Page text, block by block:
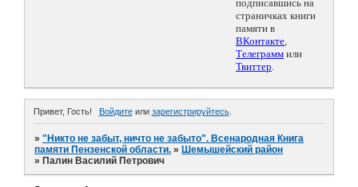
подписавшись на
страничках книги
памяти в
ВКонтакте,
Телеграмм или
Твиттер.
Привет, Гость! Войдитеили зарегистрируйтесь.
»"Никто не забыт, ничто не забыто". Всенародная Книга
памяти Пензенской области. » Шемышейский район
» Палин Василий Петрович